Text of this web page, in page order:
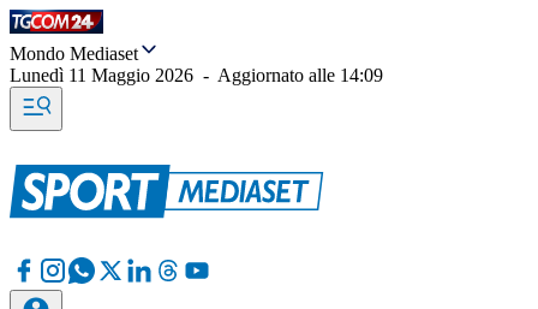
Mondo Mediaset
Lunedì 11 Maggio 2026 - Aggiornato alle 14:09